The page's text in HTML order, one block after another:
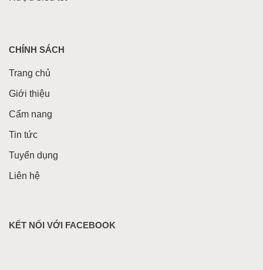
CHÍNH SÁCH
Trang chủ
Giới thiệu
Cẩm nang
Tin tức
Tuyển dụng
Liên hệ
KẾT NỐI VỚI FACEBOOK